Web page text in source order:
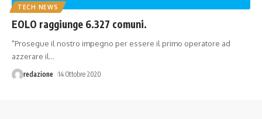
TECH NEWS
EOLO raggiunge 6.327 comuni.
"Prosegue il nostro impegno per essere il primo operatore ad
azzerare il…
redazione 14 Ottobre 2020